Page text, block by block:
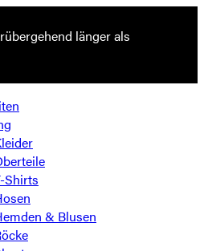
länger als
Shirts
& Blusen